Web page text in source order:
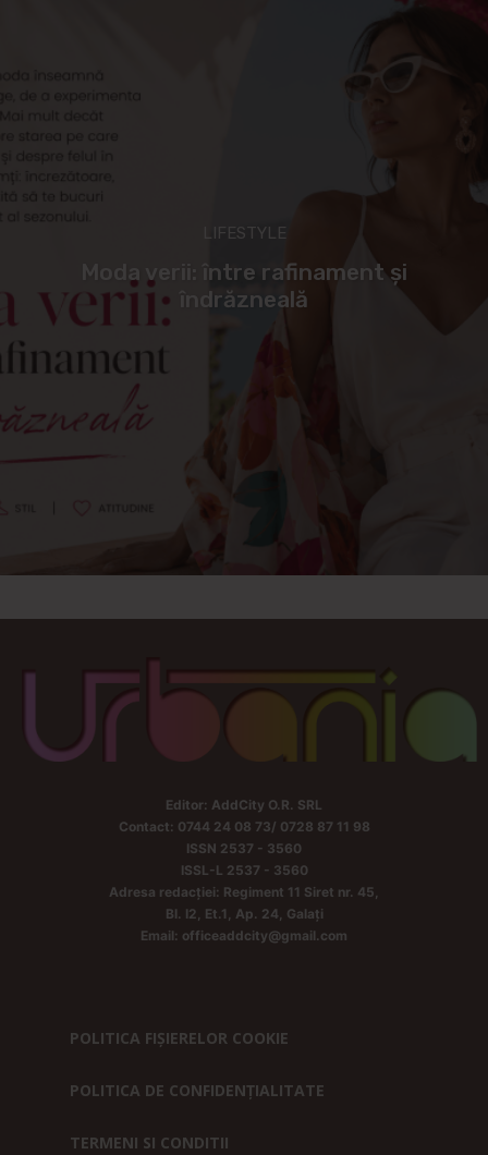
LIFESTYLE
Moda verii: între rafinament și
îndrăzneală
Editor: AddCity O.R. SRL
Contact: 0744 24 08 73/ 0728 87 11 98
ISSN 2537 - 3560
ISSL-L 2537 - 3560
Adresa redacției: Regiment 11 Siret nr. 45,
Bl. I2, Et.1, Ap. 24, Galați
Email: officeaddcity@gmail.com
POLITICA FIȘIERELOR COOKIE
POLITICA DE CONFIDENȚIALITATE
TERMENI SI CONDITII